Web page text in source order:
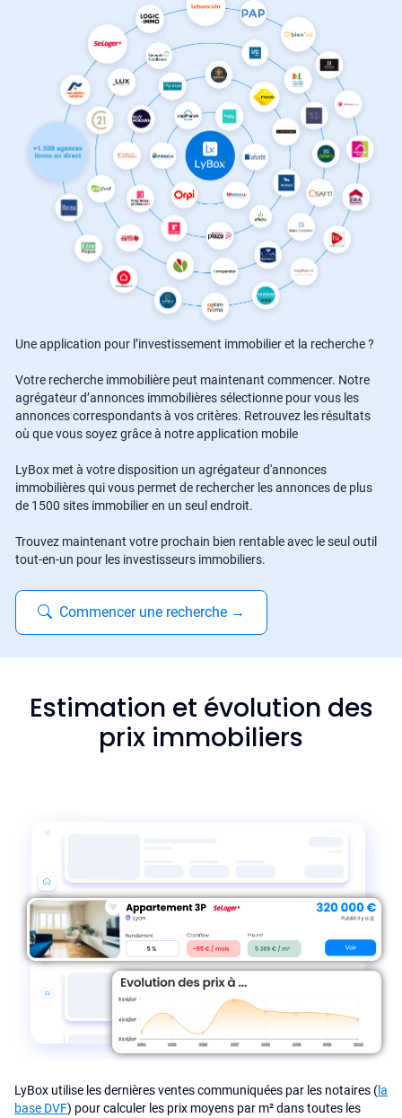
Une application pour l’investissement immobilier et la recherche ?
Votre recherche immobilière peut maintenant commencer. Notre
agrégateur d’annonces immobilières sélectionne pour vous les
annonces correspondants à vos critères. Retrouvez les résultats
où que vous soyez grâce à notre application mobile
LyBox met à votre disposition un agrégateur d'annonces
immobilières qui vous permet de rechercher les annonces de plus
de 1500 sites immobilier en un seul endroit.
Trouvez maintenant votre prochain bien rentable avec le seul outil
tout-en-un pour les investisseurs immobiliers.
Commencer une recherche →
Estimation et évolution des
prix immobiliers
LyBox utilise les dernières ventes communiquées par les notaires (la
base DVF) pour calculer les prix moyens par m² dans toutes les